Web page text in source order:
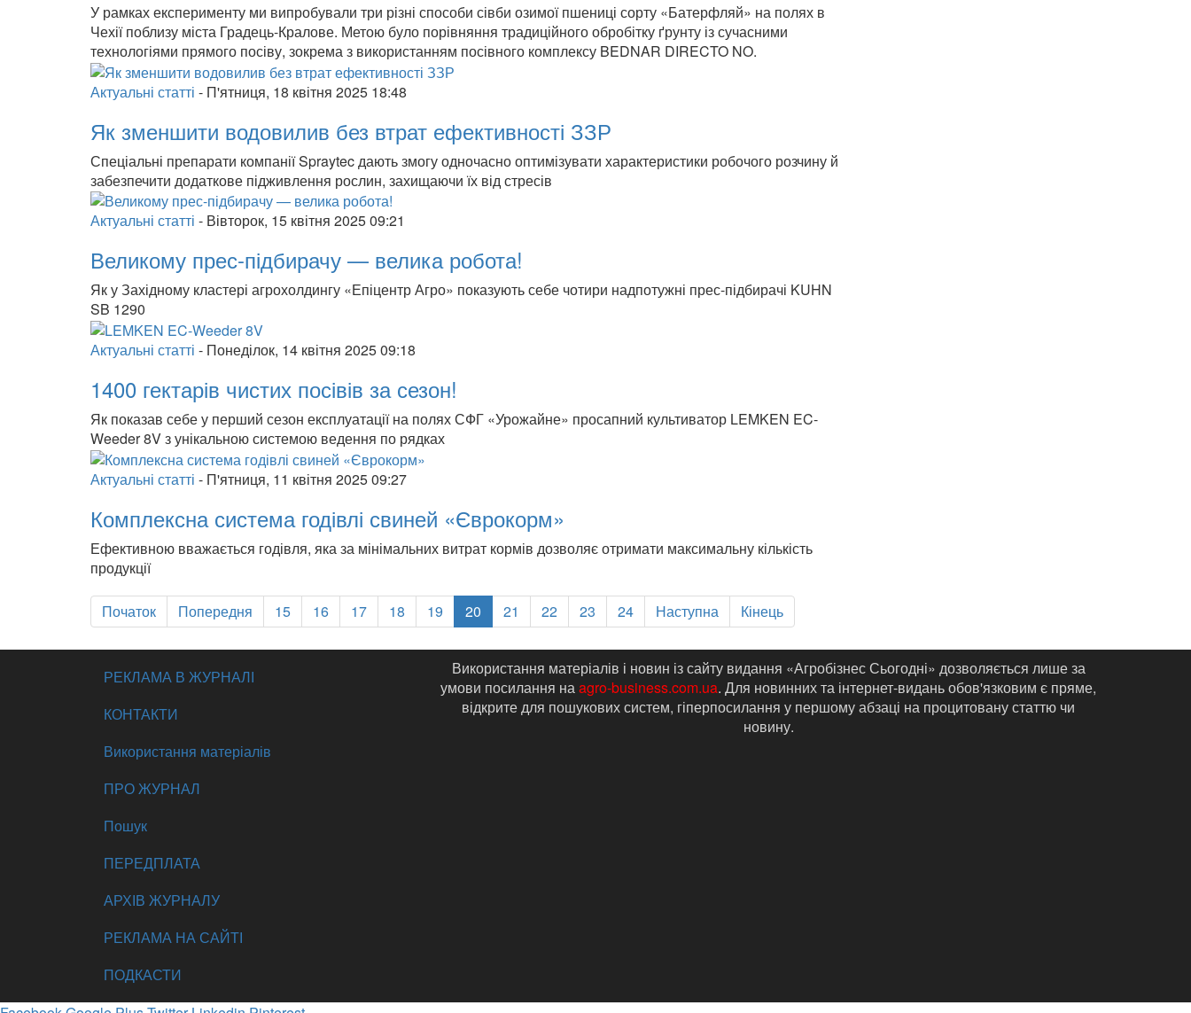
У рамках експерименту ми випробували три різні способи сівби озимої пшениці сорту «Батерфляй» на полях в
Чехії поблизу міста Градець-Кралове. Метою було порівняння традиційного обробітку ґрунту із сучасними
технологіями прямого посіву, зокрема з використанням посівного комплексу BEDNAR DIRECTO NO.
Актуальні статті - П'ятниця, 18 квітня 2025 18:48
Як зменшити водовилив без втрат ефективності ЗЗР
Спеціальні препарати компанії Spraytec дають змогу одночасно оптимізувати характеристики робочого розчину й
забезпечити додаткове підживлення рослин, захищаючи їх від стресів
Актуальні статті - Вівторок, 15 квітня 2025 09:21
Великому прес-підбирачу — велика робота!
Як у Західному кластері агрохолдингу «Епіцентр Агро» показують себе чотири надпотужні прес-підбирачі KUHN
SB 1290
Актуальні статті - Понеділок, 14 квітня 2025 09:18
1400 гектарів чистих посівів за сезон!
Як показав себе у перший сезон експлуатації на полях СФГ «Урожайне» просапний культиватор LEMKEN EC-
Weeder 8V з унікальною системою ведення по рядках
Актуальні статті - П'ятниця, 11 квітня 2025 09:27
Комплексна система годівлі свиней «Єврокорм»
Ефективною вважається годівля, яка за мінімальних витрат кормів дозволяє отримати максимальну кількість
продукції
Початок Попередня 15 16 17 18 19 20 21 22 23 24 Наступна Кінець
РЕКЛАМА В ЖУРНАЛІ
КОНТАКТИ
Використання матеріалів
ПРО ЖУРНАЛ
Пошук
ПЕРЕДПЛАТА
АРХІВ ЖУРНАЛУ
РЕКЛАМА НА САЙТІ
ПОДКАСТИ
Використання матеріалів і новин із сайту видання «Агробізнес Сьогодні» дозволяється лише за
умови посилання наagro-business.com.ua. Для новинних та інтернет-видань обов'язковим є пряме,
відкрите для пошукових систем, гіперпосилання у першому абзаці на процитовану статтю чи
новину.